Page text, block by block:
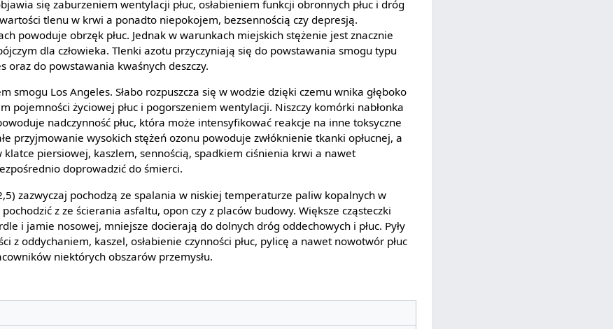
się zaburzeniem wentylacji płuc, osłabieniem funkcji obronnych płuc i dróg
tlenu w krwi a ponadto niepokojem, bezsennością czy depresją.
powoduje obrzęk płuc. Jednak w warunkach miejskich stężenie jest znacznie
dla człowieka. Tlenki azotu przyczyniają się do powstawania smogu typu
oraz do powstawania kwaśnych deszczy.
smogu Los Angeles. Słabo rozpuszcza się w wodzie dzięki czemu wnika głęboko
pojemności życiowej płuc i pogorszeniem wentylacji. Niszczy komórki nabłonka
nadczynność płuc, która może intensyfikować reakcje na inne toksyczne
przyjmowanie wysokich stężeń ozonu powoduje zwłóknienie tkanki opłucnej, a
klatce piersiowej, kaszlem, sennością, spadkiem ciśnienia krwi a nawet
doprowadzić do śmierci.
zazwyczaj pochodzą ze spalania w niskiej temperaturze paliw kopalnych w
z ze ścierania asfaltu, opon czy z placów budowy. Większe cząsteczki
i jamie nosowej, mniejsze docierają do dolnych dróg oddechowych i płuc. Pyły
z oddychaniem, kaszel, osłabienie czynności płuc, pylicę a nawet nowotwór płuc
niektórych obszarów przemysłu.